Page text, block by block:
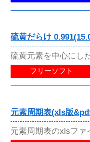
硫黄だらけ
硫黄元素を中心にし
フリーソフト
元素周期表(xls版
元素周期表のxlsファ